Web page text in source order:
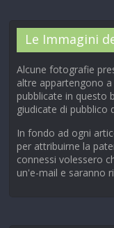
Le Immagini
Alcune fotografie
altre appartengono
pubblicate in questo
giudicate di pubblico
In fondo ad ogni
per attribuirne la
connessi volessero
un'e-mail e saranno